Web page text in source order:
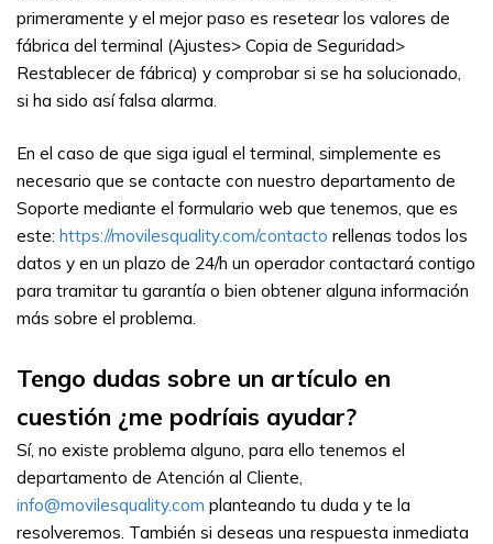
primeramente y el mejor paso es resetear los valores de
fábrica del terminal (Ajustes> Copia de Seguridad>
Restablecer de fábrica) y comprobar si se ha solucionado,
si ha sido así falsa alarma.
En el caso de que siga igual el terminal, simplemente es
necesario que se contacte con nuestro departamento de
Soporte mediante el formulario web que tenemos, que es
este: https://movilesquality.com/contacto rellenas todos los
datos y en un plazo de 24/h un operador contactará contigo
para tramitar tu garantía o bien obtener alguna información
más sobre el problema.
Tengo dudas sobre un artículo en
cuestión ¿me podríais ayudar?
Sí, no existe problema alguno, para ello tenemos el
info@movilesquality.com planteando tu duda y te la
resolveremos. También si deseas una respuesta inmediata